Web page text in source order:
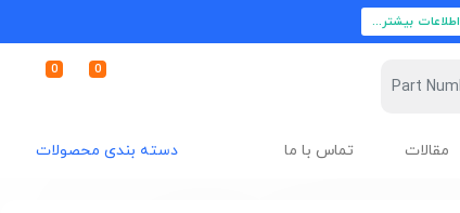
اطلاعات بیشتر...
0 0
دسته بندی محصولات مقالات تماس با ما